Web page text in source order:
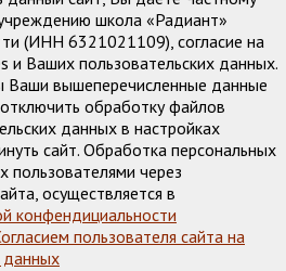
школа «Радиант»
(ИНН 6321021109), согласие на
и Ваших пользовательских данных.
Ваши вышеперечисленные данные
обработку файлов
данных в настройках
сайт. Обработка персональных
пользователями через
осуществляется в
конфендициальности
пользователя сайта на
данных